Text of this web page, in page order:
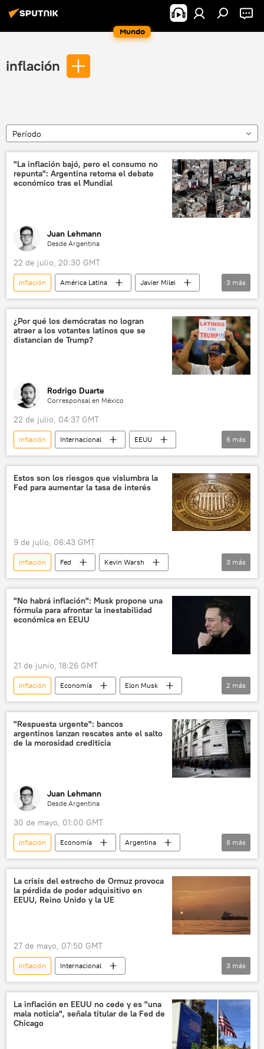
Mundo
inflación
Período
"La inflación bajó, pero el consumo no
repunta": Argentina retoma el debate
económico tras el Mundial
Juan Lehmann
Desde Argentina
22 de julio, 20:30 GMT
inflación América Latina
Javier Milei
Argentina
📈 Mercados y finanzas
💬 Opinión y Análisis
3 más
¿Por qué los demócratas no logran
atraer a los votantes latinos que se
distancian de Trump?
Rodrigo Duarte
Corresponsal en México
22 de julio, 04:37 GMT
inflación Internacional
EEUU
Partido Demócrata (EEUU)
ICE
Donald Trump
Joe Biden
Barack Obama
💬 Opinión y Análisis
6 más
Estos son los riesgos que vislumbra la
Fed para aumentar la tasa de interés
9 de julio, 06:43 GMT
inflación Fed
Kevin Warsh
Economía
📈 Mercados y finanzas
EEUU
3 más
"No habrá inflación": Musk propone una
fórmula para afrontar la inestabilidad
económica en EEUU
21 de junio, 18:26 GMT
inflación Economía
Elon Musk
EEUU
inteligencia artificial
2 más
"Respuesta urgente": bancos
argentinos lanzan rescates ante el salto
de la morosidad crediticia
Juan Lehmann
Desde Argentina
30 de mayo, 01:00 GMT
inflación Economía
Argentina
📈 Mercados y finanzas
Fondo Monetario Internacional (FMI)
Javier Milei
pobreza
6 más
La crisis del estrecho de Ormuz provoca
la pérdida de poder adquisitivo en
EEUU, Reino Unido y la UE
27 de mayo, 07:50 GMT
inflación
Internacional
📰 Escalada entre EEUU, Israel e Irán
Estrecho de Ormuz
📰 Tensión en el estrecho de Ormuz
3 más
La inflación en EEUU no cede y es "una
mala noticia", señala titular de la Fed de
Chicago